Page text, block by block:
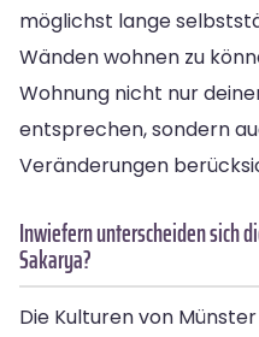
möglichst lange
Wänden wohnen zu
Wohnung nicht nur
entsprechen, sondern
Veränderungen
Inwiefern unterscheiden sich
Sakarya?
Die Kulturen von